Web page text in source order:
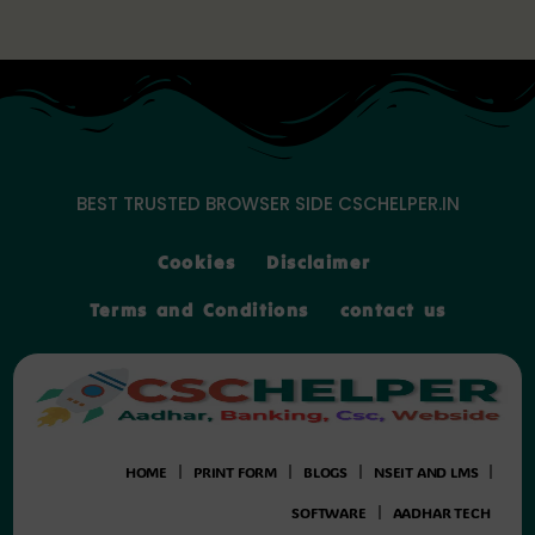
to
BEST TRUSTED BROWSER SIDE CSCHELPER.IN
Cookies Disclaimer
Terms and Conditions contact us
HOME PRINT FORM BLOGS NSEIT AND LMS
SOFTWARE AADHAR TECH